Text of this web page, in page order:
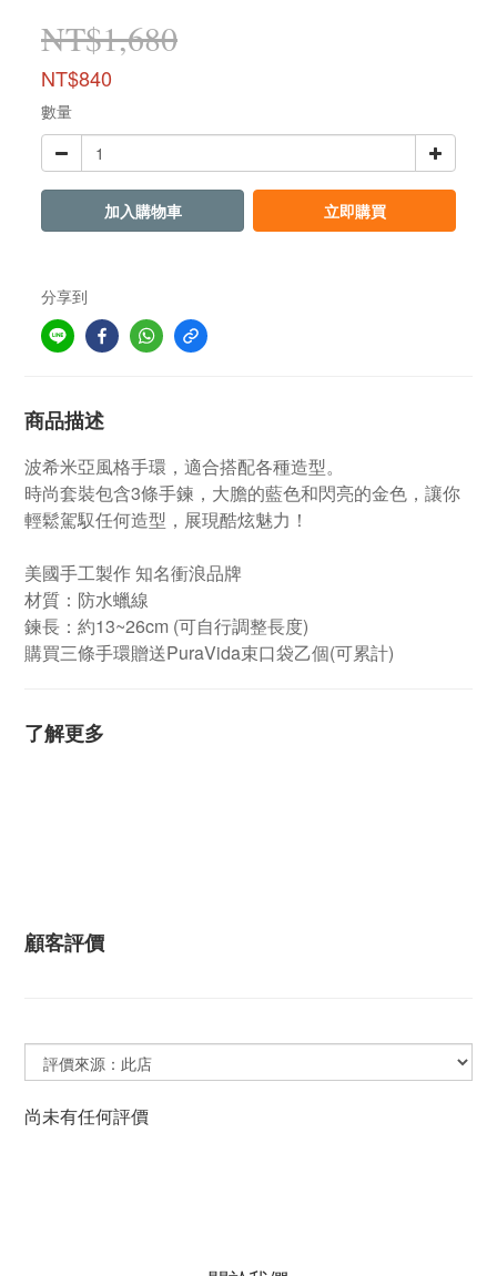
NT$1,680
NT$840
數量
加入購物車 立即購買
分享到
商品描述
波希米亞風格手環，適合搭配各種造型。
時尚套裝包含3條手鍊，大膽的藍色和閃亮的金色，讓你
輕鬆駕馭任何造型，展現酷炫魅力！
美國手工製作 知名衝浪品牌
材質：防水蠟線
鍊長：約13~26cm (可自行調整長度)
購買三條手環贈送PuraVida束口袋乙個(可累計)
了解更多
顧客評價
尚未有任何評價